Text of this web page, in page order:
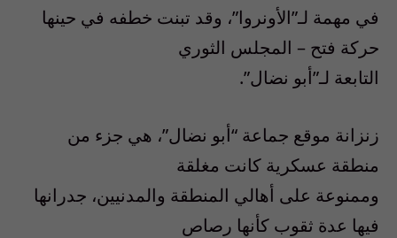
في مهمة لـ”الأونروا”، وقد تبنت خطفه في حينها
حركة فتح – المجلس الثوري
التابعة لـ”أبو نضال”.
زنزانة موقع جماعة “أبو نضال”، هي جزء من
منطقة عسكرية كانت مغلقة
وممنوعة على أهالي المنطقة والمدنيين، جدرانها
فيها عدة ثقوب كأنها رصاص